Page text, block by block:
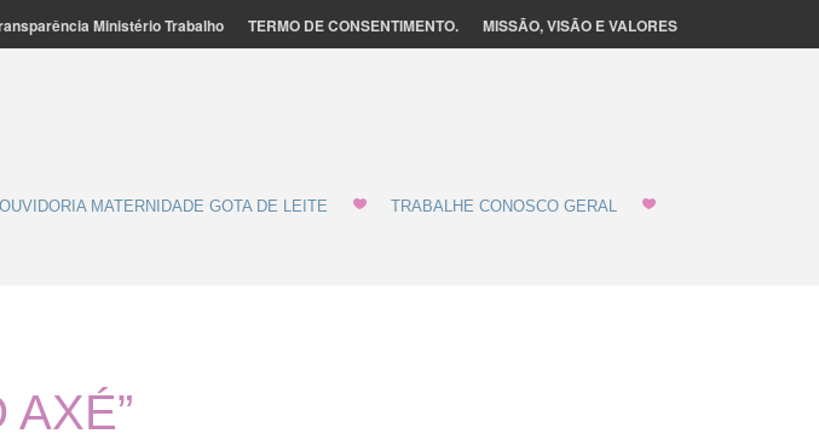
Ministério Trabalho TERMO DE CONSENTIMENTO. MISSÃO, VISÃO E VALORES
OUVIDORIA MATERNIDADE GOTA DE LEITE TRABALHE CONOSCO GERAL